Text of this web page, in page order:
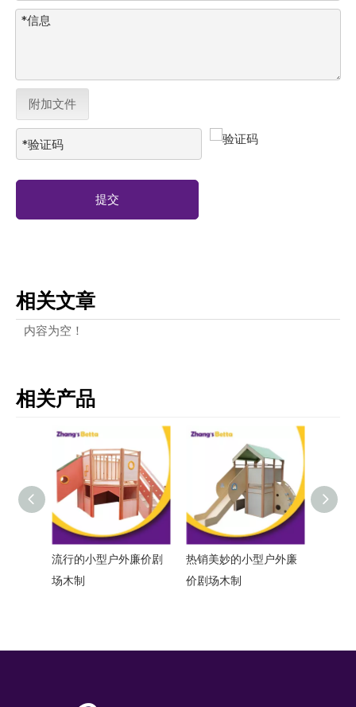
附加文件
提交
相关文章
内容为空！
相关产品
流行的小型户外廉价剧
场木制
热销美妙的小型户外廉
价剧场木制